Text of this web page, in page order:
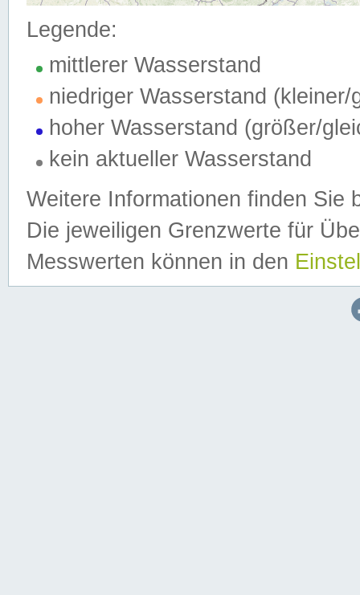
Legende:
mittlerer Wasserstand
niedriger Wasserstand (kleiner/
hoher Wasserstand (größer/
kein aktueller Wasserstand
Weitere Informationen finden Sie
Die jeweiligen Grenzwerte für
Messwerten können in den